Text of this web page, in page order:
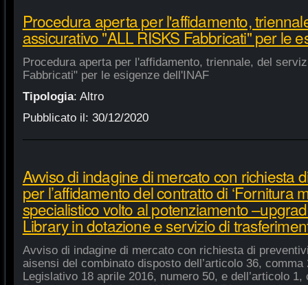
Procedura aperta per l'affidamento,
assicurativo "ALL RISKS Fabbricati" per le
Procedura aperta per l'affidamento, triennale, del
Fabbricati" per le esigenze dell'INAF
Tipologia: Altro
Pubblicato il: 30/12/2020
Avviso di indagine di mercato con richiesta
per l’affidamento del contratto di ‘Fornitura
specialistico volto al potenziamento
Library in dotazione e servizio di
Avviso di indagine di mercato con richiesta di
aisensi del combinato disposto dell’articolo 36,
Legislativo 18 aprile 2016, numero 50, e dell’articolo